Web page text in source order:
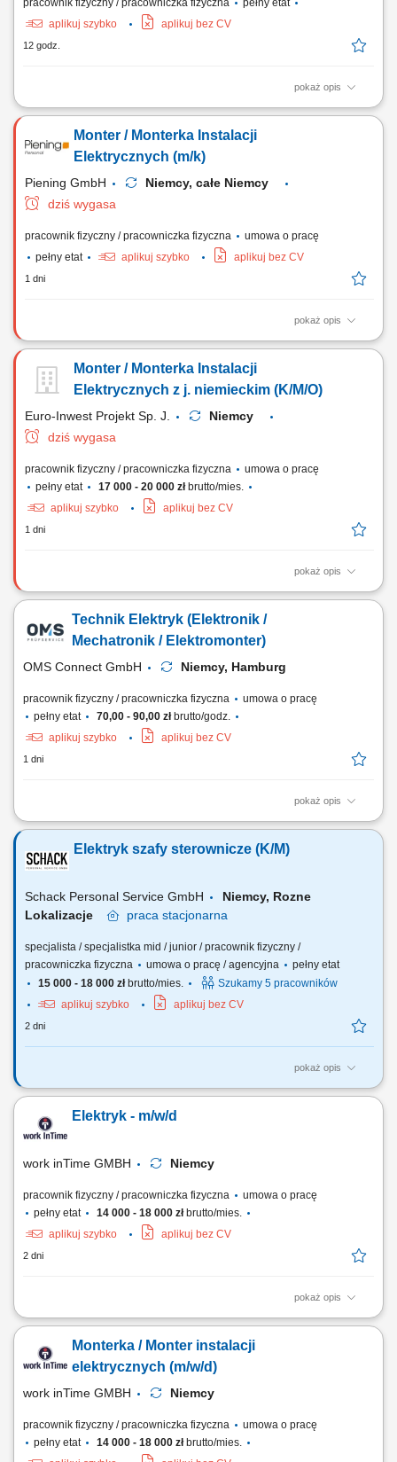
pracownik fizyczny / pracowniczka fizyczna
pełny etat
aplikuj szybko
aplikuj bez CV
12 godz.
pokaż opis
Obowiązki: Montaż instalacji elektrycznych w różnych obiektach;
Monter / Monterka Instalacji
Elektrycznych (m/k)
Piening GmbH
Niemcy, całe Niemcy
dziś wygasa
pracownik fizyczny / pracowniczka fizyczna
umowa o pracę
pełny etat
aplikuj szybko aplikuj bez CV
1 dni
pokaż opis
Stosunek pracy: stałe zatrudnienie w naszej firmie Czas trwania
Realizacja zadań z zakresu szeroko pojętej elektryki budowlanej,
przemysłowej oraz automatyki. Budowanie systemów sterowania
Monter / Monterka Instalacji
Elektrycznych z j. niemieckim (K/M/O)
Euro-Inwest Projekt Sp. J.
Niemcy
dziś wygasa
pracownik fizyczny / pracowniczka fizyczna
umowa o pracę
pełny etat
17 000 - 20 000 złbrutto/mies.
aplikuj szybko
aplikuj bez CV
1 dni
pokaż opis
Montaż instalacji elektrycznych, tras kablowych i linii. Instalowanie
rozdzielnic i szaf sterowniczych.
Technik Elektryk (Elektronik /
Mechatronik / Elektromonter)
OMS Connect GmbH Niemcy, Hamburg
pracownik fizyczny / pracowniczka fizyczna
umowa o pracę
pełny etat
70,00 - 90,00 złbrutto/godz.
aplikuj szybko
aplikuj bez CV
1 dni
pokaż opis
Twoje zadania jako Technik Elektryk/ Elektronik/ Mechatronik/
kable; Wykonywanie podstawowych pomiarów przy użyciu miernika;
Dojazd do klienta z biura firmy samochodem służbowym; Twoje
Elektryk szafy sterownicze (K/M)
Schack Personal Service GmbH
Niemcy, Rozne
Lokalizacje
praca stacjonarna
specjalista / specjalistka mid / junior / pracownik fizyczny /
pracowniczka fizyczna
umowa o pracę / agencyjna
pełny etat
15 000 - 18 000 złbrutto/mies.
Szukamy 5 pracowników
aplikuj szybko
aplikuj bez CV
2 dni
pokaż opis
Opis stanowiska: Montaż szaf sterowniczych na podstawie schematów
rysunkiem technicznym; Okablowanie modułów oraz wykonywanie
połączeń elektrycznych; Przeprowadzanie testów funkcjonalnych i
Elektryk - m/w/d
work inTime GMBH Niemcy
pracownik fizyczny / pracowniczka fizyczna
umowa o pracę
pełny etat
14 000 - 18 000 złbrutto/mies.
aplikuj szybko
aplikuj bez CV
2 dni
pokaż opis
Twój zakres obowiązków: Montaż instalacji elektrycznych w budynkach
starych przewodów elektrycznych; Montaż i podłączanie szaf
sterowniczych Umiejętność współpracy w zespole Polsko-Niemieckim;
Monterka / Monter instalacji
elektrycznych (m/w/d)
work inTime GMBH Niemcy
pracownik fizyczny / pracowniczka fizyczna
umowa o pracę
pełny etat
14 000 - 18 000 złbrutto/mies.